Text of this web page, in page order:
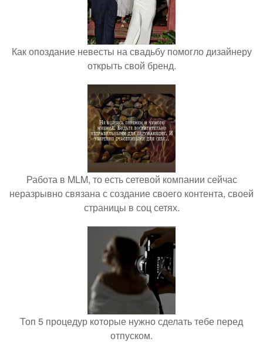
Как опоздание невесты на свадьбу помогло дизайнеру
открыть свой бренд.
Работа в MLM, то есть сетевой компании сейчас
неразрывно связана с создание своего контента, своей
страницы в соц сетях.
Топ 5 процедур которые нужно сделать тебе перед
отпуском.